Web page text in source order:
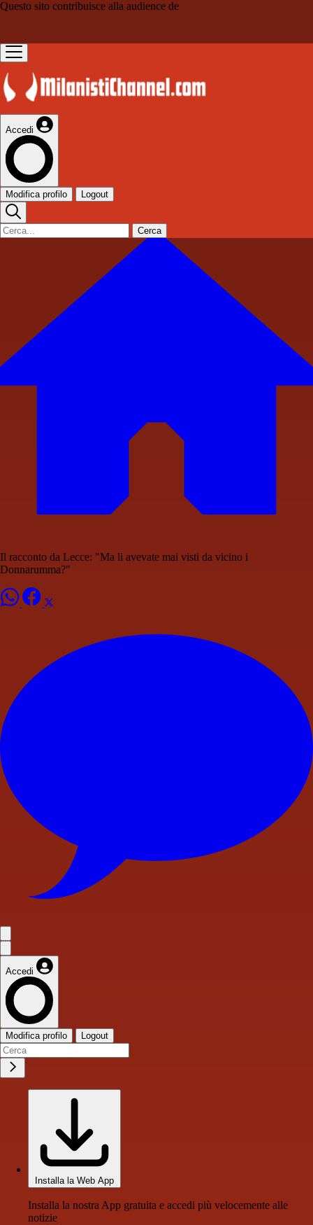
Questo sito contribuisce alla audience de
Accedi
Modifica profilo Logout
Cerca
Il racconto da Lecce: "Ma li avevate mai visti da vicino i
Donnarumma?"
Accedi
Modifica profilo Logout
Installa la Web App
Installa la nostra App gratuita e accedi più velocemente alle
notizie